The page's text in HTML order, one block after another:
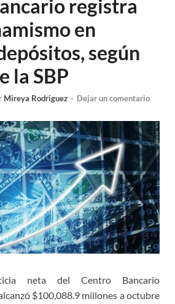
registra
en
según
la SBP
Mireya Rodriguez - Dejar un comentario
neta del Centro Bancario
$100,088.9 millones a octubre